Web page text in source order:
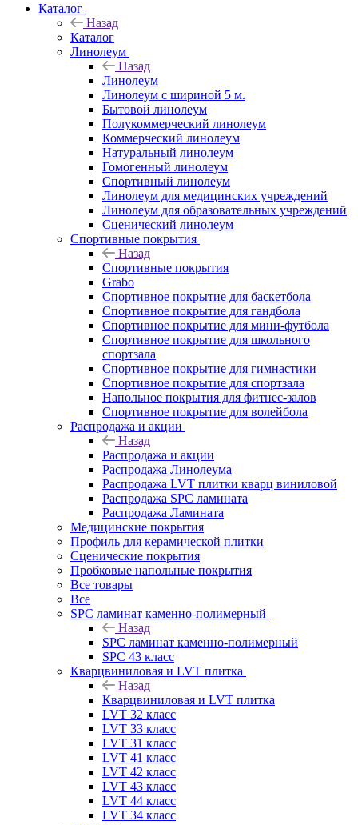
Каталог
Назад
Каталог
Линолеум
Назад
Линолеум
Линолеум с шириной 5 м.
Бытовой линолеум
Полукоммерческий линолеум
Коммерческий линолеум
Натуральный линолеум
Гомогенный линолеум
Спортивный линолеум
Линолеум для медицинских учреждений
Линолеум для образовательных учреждений
Сценический линолеум
Спортивные покрытия
Назад
Спортивные покрытия
Grabo
Спортивное покрытие для баскетбола
Спортивное покрытие для гандбола
Спортивное покрытие для мини-футбола
Спортивное покрытие для школьного
спортзала
Спортивное покрытие для гимнастики
Спортивное покрытие для спортзала
Напольное покрытия для фитнес-залов
Спортивное покрытие для волейбола
Распродажа и акции
Назад
Распродажа и акции
Распродажа Линолеума
Распродажа LVT плитки кварц виниловой
Распродажа SPC ламината
Распродажа Ламината
Медицинские покрытия
Профиль для керамической плитки
Сценические покрытия
Пробковые напольные покрытия
Все товары
Все
SPC ламинат каменно-полимерный
Назад
SPC ламинат каменно-полимерный
SPC 43 класс
Кварцвиниловая и LVT плитка
Назад
Кварцвиниловая и LVT плитка
LVT 32 класс
LVT 33 класс
LVT 31 класс
LVT 41 класс
LVT 42 класс
LVT 43 класс
LVT 44 класс
LVT 34 класс